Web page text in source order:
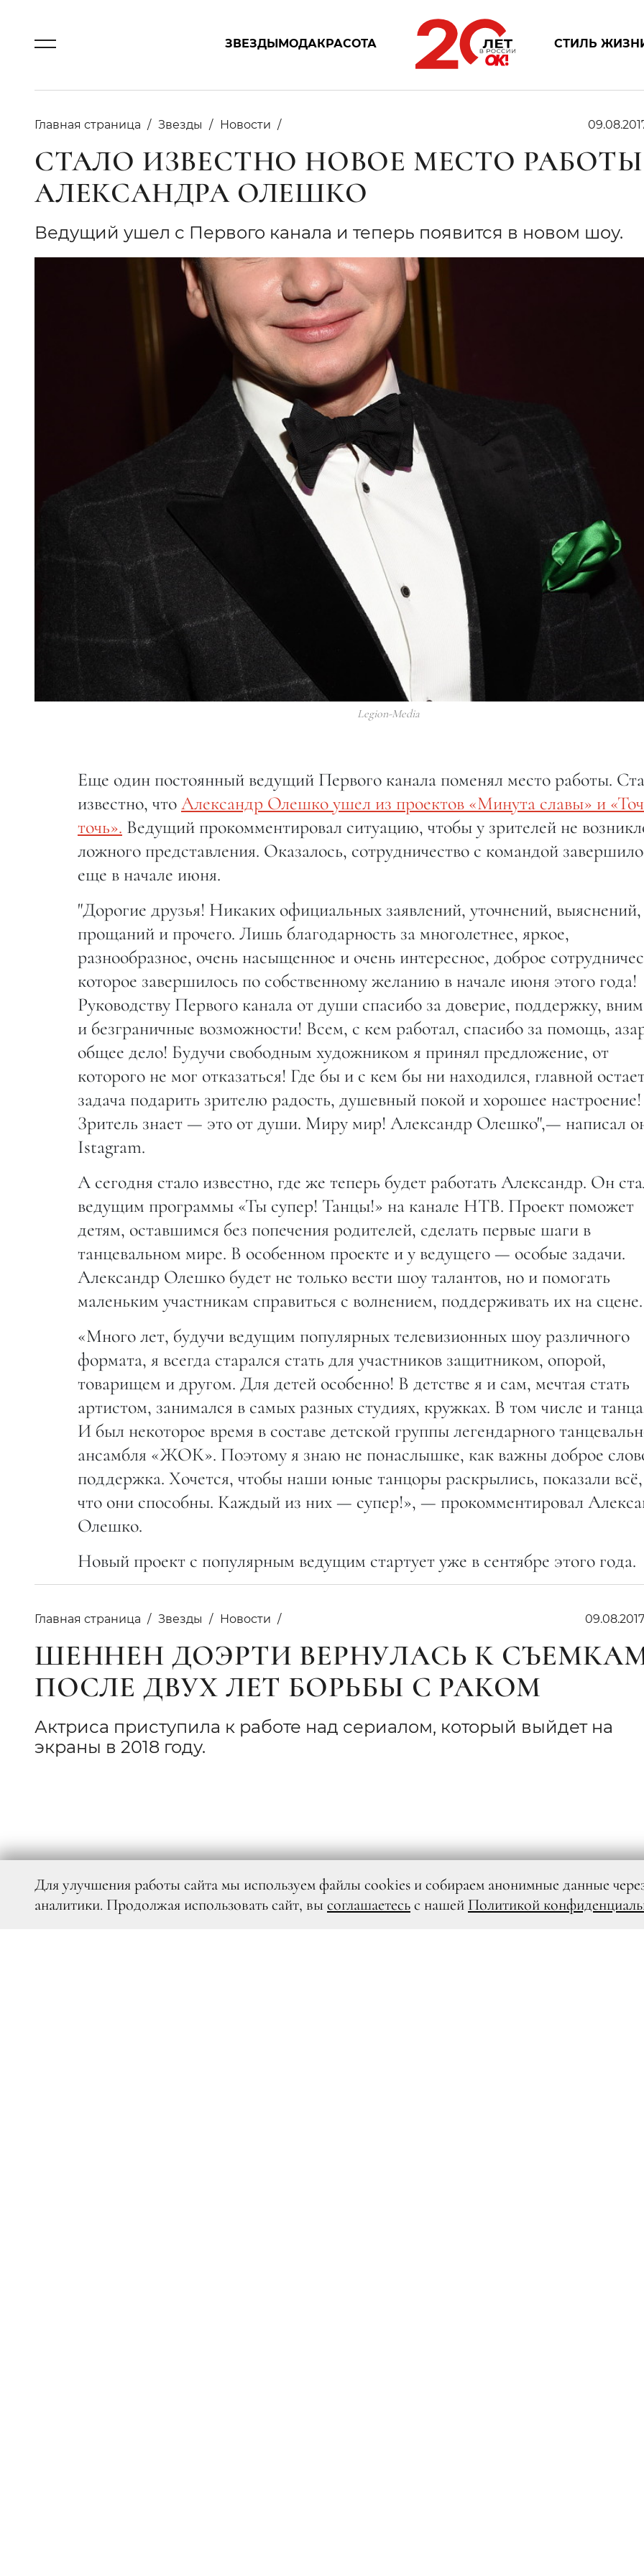
ЗВЕЗДЫМОДАКРАСОТА СТИЛЬ
Главная страница Звезды Новости
СТАЛО ИЗВЕСТНО НОВОЕ МЕСТО РАБОТЫ
АЛЕКСАНДРА ОЛЕШКО
Ведущий ушел с Первого канала и теперь появится в новом шоу.
Legion-Media
Еще один постоянный ведущий Первого канала поменял место работы.
известно, чтоАлександр Олешко ушел из проектов «Минута славы» и
точь». Ведущий прокомментировал ситуацию, чтобы у зрителей не
ложного представления. Оказалось, сотрудничество с командой
еще в начале июня.
"Дорогие друзья! Никаких официальных заявлений, уточнений, выяснений,
прощаний и прочего. Лишь благодарность за многолетнее, яркое,
разнообразное, очень насыщенное и очень интересное, доброе
которое завершилось по собственному желанию в начале июня этого года!
Руководству Первого канала от души спасибо за доверие, поддержку,
и безграничные возможности! Всем, с кем работал, спасибо за помощь,
общее дело! Будучи свободным художником я принял предложение, от
которого не мог отказаться! Где бы и с кем бы ни находился, главной
задача подарить зрителю радость, душевный покой и хорошее настроение!
Зритель знает — это от души. Миру мир! Александр Олешко",— написал
Istagram.
А сегодня стало известно, где же теперь будет работать Александр. Он
ведущим программы «Ты супер! Танцы!» на канале НТВ. Проект поможет
детям, оставшимся без попечения родителей, сделать первые шаги в
танцевальном мире. В особенном проекте и у ведущего — особые задачи.
Александр Олешко будет не только вести шоу талантов, но и помогать
маленьким участникам справиться с волнением, поддерживать их на сцене.
«Много лет, будучи ведущим популярных телевизионных шоу различного
формата, я всегда старался стать для участников защитником, опорой,
товарищем и другом. Для детей особенно! В детстве я и сам, мечтая стать
артистом, занимался в самых разных студиях, кружках. В том числе и
И был некоторое время в составе детской группы легендарного
ансамбля «ЖОК». Поэтому я знаю не понаслышке, как важны доброе
поддержка. Хочется, чтобы наши юные танцоры раскрылись, показали
что они способны. Каждый из них — супер!», — прокомментировал
Олешко.
Новый проект с популярным ведущим стартует уже в сентябре этого года.
Главная страница Звезды Новости
ШЕННЕН ДОЭРТИ ВЕРНУЛАСЬ К
ПОСЛЕ ДВУХ ЛЕТ БОРЬБЫ С РАКОМ
Актриса приступила к работе над сериалом, который выйдет на
экраны в 2018 году.
Для улучшения работы сайта мы используем файлы cookies и собираем анонимные данные
аналитики. Продолжая использовать сайт, вы соглашаетесьс нашей Политикой